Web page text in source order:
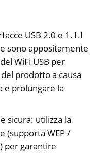
USB 2.0 e 1.1.I
sono appositamente
WiFi USB per
prodotto a causa
e prolungare la
sicura: utilizza la
(supporta WEP /
per garantire